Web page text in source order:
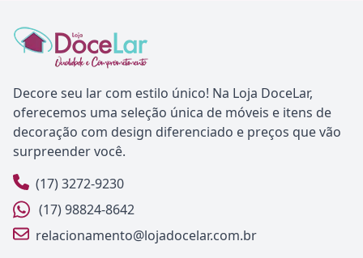
Decore seu lar com estilo único! Na Loja DoceLar,
oferecemos uma seleção única de móveis e itens de
decoração com design diferenciado e preços que vão
surpreender você.
(17) 3272-9230
(17) 98824-8642
relacionamento@lojadocelar.com.br